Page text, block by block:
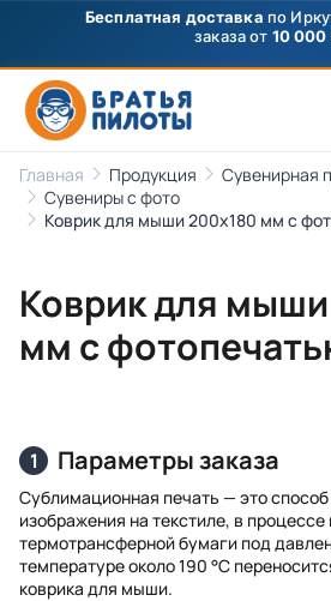
Бесплатная доставка по
заказа от 10 000
Главная Продукция
Сувенирная
Сувениры с фото
Коврик для мыши 200х180 мм с
Коврик для
мм с
1 Параметры заказа
Сублимационная печать — это
изображения на текстиле, в процессе
термотрансферной бумаги под
температуре около 190 °C
коврика для мыши.